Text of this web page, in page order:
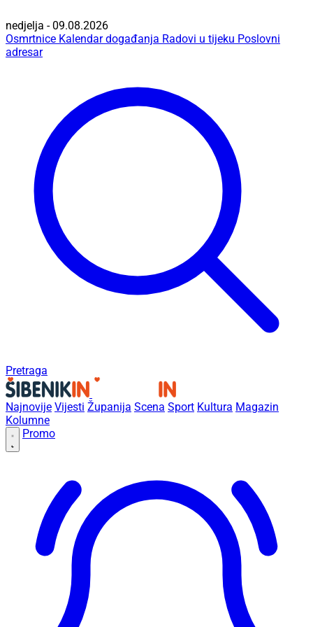
nedjelja - 09.08.2026
Osmrtnice Kalendar događanja Radovi u tijeku Poslovni
adresar
Pretraga
Najnovije Vijesti Županija Scena Sport Kultura Magazin
Kolumne
Promo